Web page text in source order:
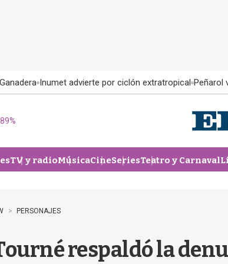
Inumet advierte por ciclón extratropical Peñarol
TV y radioMúsicaCineSeriesTeatro y Carnaval
PERSONAJES
respaldó la